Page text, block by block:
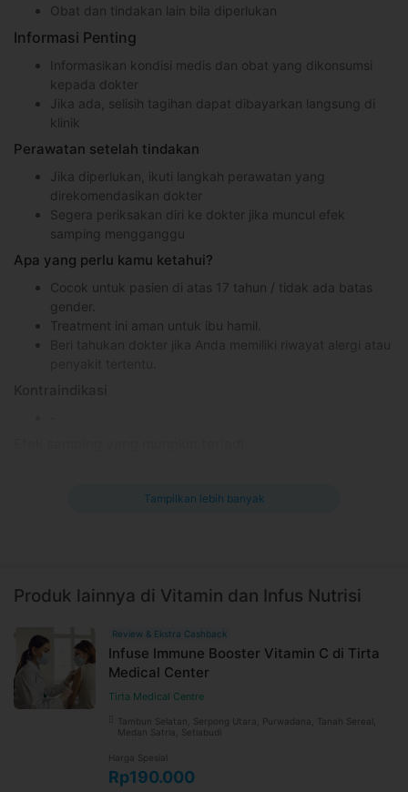
Obat dan tindakan lain bila diperlukan
Informasi Penting
Informasikan kondisi medis dan obat yang dikonsumsi
kepada dokter
Jika ada, selisih tagihan dapat dibayarkan langsung di
klinik
Perawatan setelah tindakan
Jika diperlukan, ikuti langkah perawatan yang
direkomendasikan dokter
Segera periksakan diri ke dokter jika muncul efek
samping mengganggu
Apa yang perlu kamu ketahui?
Cocok untuk pasien di atas 17 tahun / tidak ada batas
gender.
Treatment ini aman untuk ibu hamil.
Beri tahukan dokter jika Anda memiliki riwayat alergi atau
Meningkatkan sistem imun tubuh agar kuat melawan
infeksi dan tidak mudah sakit
Bagaimana immune booster dilakukan?
Dimasukkan secara intramuskular (lewat otot) atau secara
intravena atau infus (lewat pembuluh darah)
Informasi LokasiMTM Medical
Tampilkan lebih banyak
Produk lainnya di Vitamin dan Infus Nutrisi
Review & Ekstra Cashback
Infuse Immune Booster Vitamin C di Tirta
Medical Center
Tirta Medical Centre
Tambun Selatan, Serpong Utara, Purwadana, Tanah Sereal,
Medan Satria, Setiabudi
Harga Spesial
Rp190.000